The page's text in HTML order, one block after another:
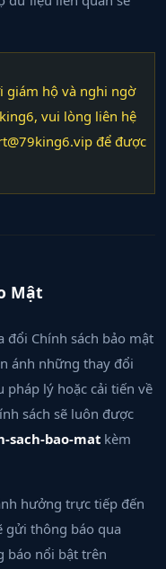
giám hộ và nghi ngờ
vui lòng liên hệ
để được
Mật
đổi Chính sách bảo mật
ánh những thay đổi
lý hoặc cải tiến về
sách sẽ luôn được
sach-bao-mat kèm
hưởng trực tiếp đến
gửi thông báo qua
báo nổi bật trên